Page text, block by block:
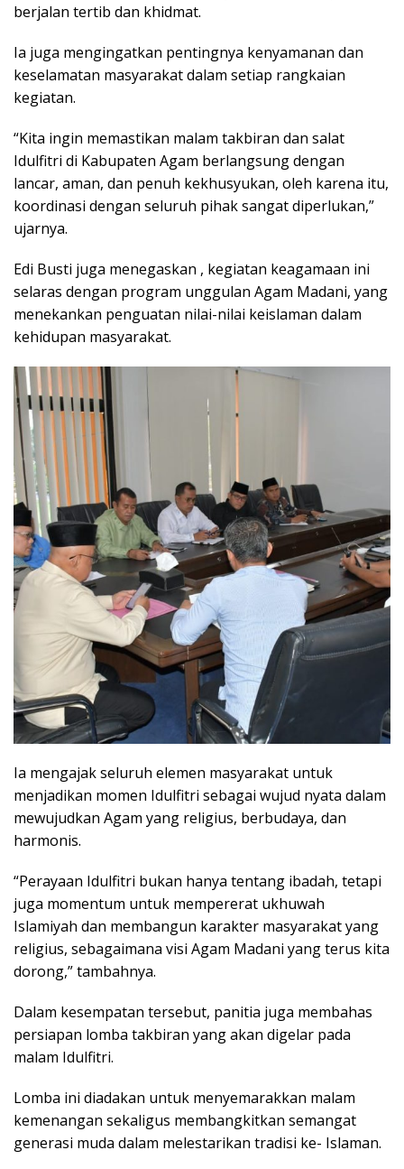
berjalan tertib dan khidmat.
Ia juga mengingatkan pentingnya kenyamanan dan
keselamatan masyarakat dalam setiap rangkaian
kegiatan.
“Kita ingin memastikan malam takbiran dan salat
Idulfitri di Kabupaten Agam berlangsung dengan
lancar, aman, dan penuh kekhusyukan, oleh karena itu,
koordinasi dengan seluruh pihak sangat diperlukan,”
ujarnya.
Edi Busti juga menegaskan , kegiatan keagamaan ini
selaras dengan program unggulan Agam Madani, yang
menekankan penguatan nilai-nilai keislaman dalam
kehidupan masyarakat.
Ia mengajak seluruh elemen masyarakat untuk
menjadikan momen Idulfitri sebagai wujud nyata dalam
mewujudkan Agam yang religius, berbudaya, dan
harmonis.
“Perayaan Idulfitri bukan hanya tentang ibadah, tetapi
juga momentum untuk mempererat ukhuwah
Islamiyah dan membangun karakter masyarakat yang
religius, sebagaimana visi Agam Madani yang terus kita
dorong,” tambahnya.
Dalam kesempatan tersebut, panitia juga membahas
persiapan lomba takbiran yang akan digelar pada
malam Idulfitri.
Lomba ini diadakan untuk menyemarakkan malam
kemenangan sekaligus membangkitkan semangat
generasi muda dalam melestarikan tradisi ke- Islaman.